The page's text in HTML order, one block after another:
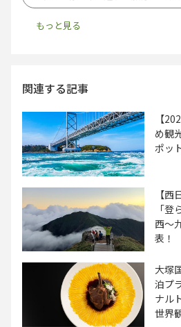
関連する記事
【
め観
ポッ
【
「
西～
表！
大塚
泊プ
ナル
世界